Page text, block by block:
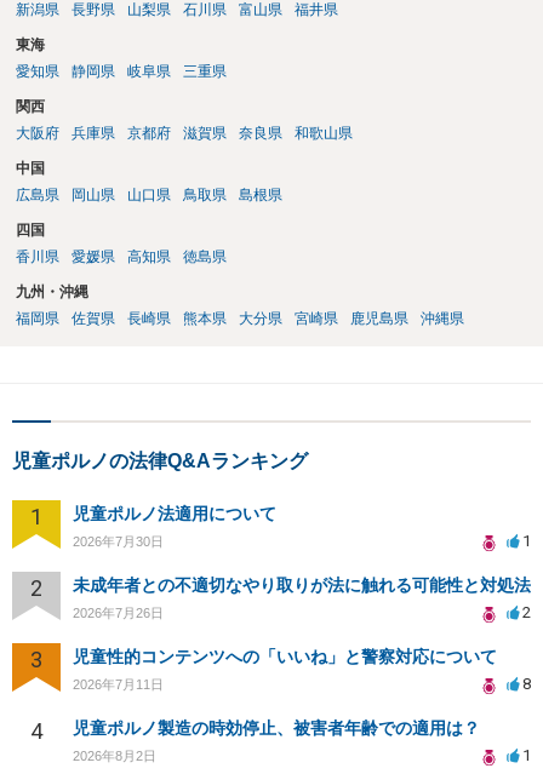
新潟県
長野県 山梨県 石川県 富山県 福井県
東海
愛知県
静岡県 岐阜県 三重県
関西
大阪府
兵庫県 京都府 滋賀県 奈良県 和歌山県
中国
広島県
岡山県 山口県 鳥取県 島根県
四国
香川県
愛媛県 高知県 徳島県
九州・沖縄
福岡県
佐賀県 長崎県 熊本県 大分県 宮崎県 鹿児島県 沖縄県
児童ポルノの法律Q&Aランキング
1 児童ポルノ法適用について
2026年7月30日 1
2 未成年者との不適切なやり取りが法に触れる可能性と対処法
2026年7月26日 2
3 児童性的コンテンツへの「いいね」と警察対応について
2026年7月11日 8
4 児童ポルノ製造の時効停止、被害者年齢での適用は？
2026年8月2日 1